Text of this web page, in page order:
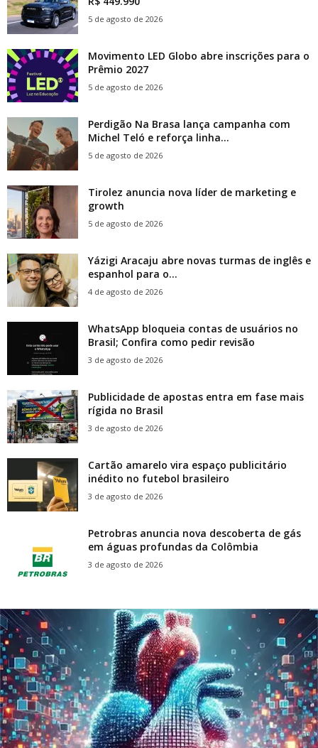
5 de agosto de 2026
Movimento LED Globo abre inscrições para o
Prêmio 2027
5 de agosto de 2026
Perdigão Na Brasa lança campanha com
Michel Teló e reforça linha...
5 de agosto de 2026
Tirolez anuncia nova líder de marketing e
growth
5 de agosto de 2026
Yázigi Aracaju abre novas turmas de inglês e
espanhol para o...
4 de agosto de 2026
WhatsApp bloqueia contas de usuários no
Brasil; Confira como pedir revisão
3 de agosto de 2026
Publicidade de apostas entra em fase mais
rígida no Brasil
3 de agosto de 2026
Cartão amarelo vira espaço publicitário
inédito no futebol brasileiro
3 de agosto de 2026
Petrobras anuncia nova descoberta de gás
em águas profundas da Colômbia
3 de agosto de 2026